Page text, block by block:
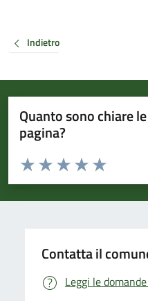
Indietro
Quanto sono chiare
pagina?
Valuta da 1 a 5 stelle la pagina
Valuta 5
Valuta 4 stelle
Valuta 3 stelle su 5
Valuta 2 stelle su 5
Valuta 1 stelle su 5
Contatta il
Leggi le